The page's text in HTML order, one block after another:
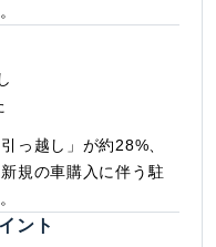
っ越し」が約28%、
規の車購入に伴う駐
ント